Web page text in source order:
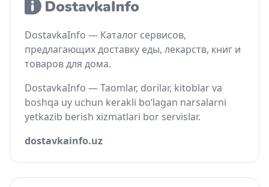
DostavkaInfo — Каталог сервисов,
предлагающих доставку еды, лекарств, книг и
товаров для дома.
DostavkaInfo — Taomlar, dorilar, kitoblar va
boshqa uy uchun kerakli bo‘lagan narsalarni
yetkazib berish xizmatlari bor servislar.
dostavkainfo.uz